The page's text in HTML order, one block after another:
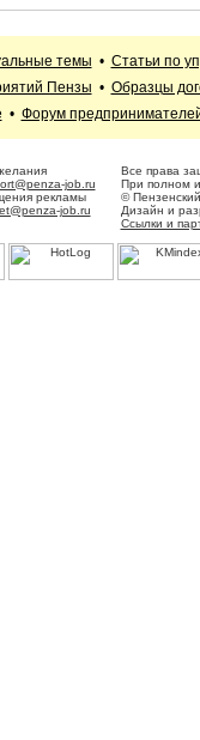
темы • Статьи по
Пензы • Образцы
• Форум
job.ru
рекламы
job.ru
Все права
При полном
©
Дизайн и
Ссылки и